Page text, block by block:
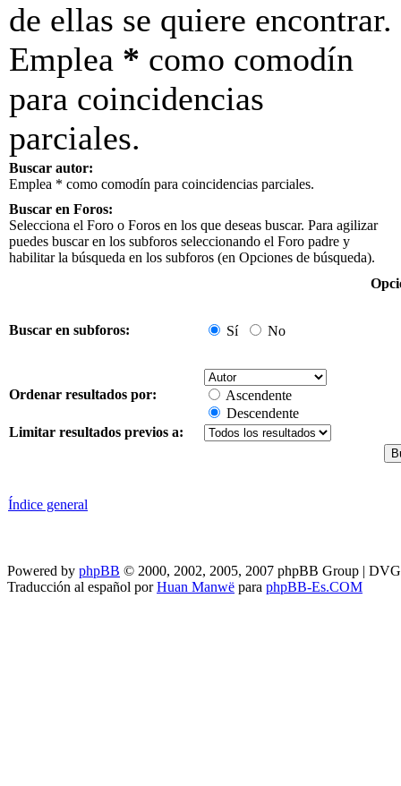
de ellas se quiere encontrar.
Emplea * como comodín
para coincidencias
parciales.
Buscar autor:
Emplea * como comodín para coincidencias parciales.
Buscar en Foros:
Selecciona el Foro o Foros en los que deseas buscar. Para agilizar
puedes buscar en los subforos seleccionando el Foro padre y
habilitar la búsqueda en los subforos (en Opciones de búsqueda).
Buscar en subforos: Sí No
Ordenar resultados por:
Ascendente
Descendente
Limitar resultados previos a:
Índice general
Powered by phpBB © 2000, 2002, 2005, 2007 phpBB Group |
Traducción al español porHuan Manwë para phpBB-Es.COM